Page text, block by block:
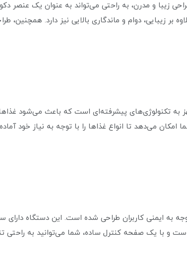
زیبا و مدرن، به راحتی می‌تواند به عنوان یک عنصر
بر زیبایی، دوام و ماندگاری بالایی نیز دارد. همچنین،
به تکنولوژی‌های پیشرفته‌ای است که باعث می‌شود
می‌دهد تا انواع غذاها را با توجه به نیاز خود
به ایمنی کاربران طراحی شده است. این دستگاه
و با یک صفحه کنترل ساده، شما می‌توانید به راحتی